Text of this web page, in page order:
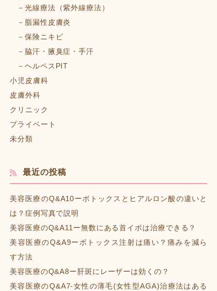
光線療法（紫外線療法）
脂漏性皮膚炎
保険ニキビ
脇汗・腋臭症・手汗
ヘルペスPIT
小児皮膚科
皮膚外科
クリニック
プライベート
未分類
最近の投稿
美容医療のQ&A10ーボトックスとヒアルロン酸の違いと
は？症例写真で説明
美容医療のQ&A11ー無数にある首イボは治療できる？
美容医療のQ&A9ーボトックス注射は痛い？痛みを減ら
す方法
美容医療のQ&A8ー肝斑にレーザーは効くの？
美容医療のQ&A7-女性の薄毛(女性型AGA)治療法はある